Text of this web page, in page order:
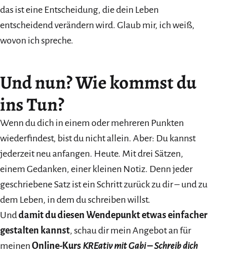
das ist eine Entscheidung, die dein Leben
entscheidend verändern wird. Glaub mir, ich weiß,
wovon ich spreche.
Und nun? Wie kommst du
ins Tun?
Wenn du dich in einem oder mehreren Punkten
wiederfindest, bist du nicht allein. Aber: Du kannst
jederzeit neu anfangen. Heute. Mit drei Sätzen,
einem Gedanken, einer kleinen Notiz. Denn jeder
geschriebene Satz ist ein Schritt zurück zu dir – und zu
dem Leben, in dem du schreiben willst.
Unddamit du diesen Wendepunkt etwas einfacher
gestalten kannst, schau dir mein Angebot an für
meinen Online-Kurs KREativ mit Gabi – Schreib dich